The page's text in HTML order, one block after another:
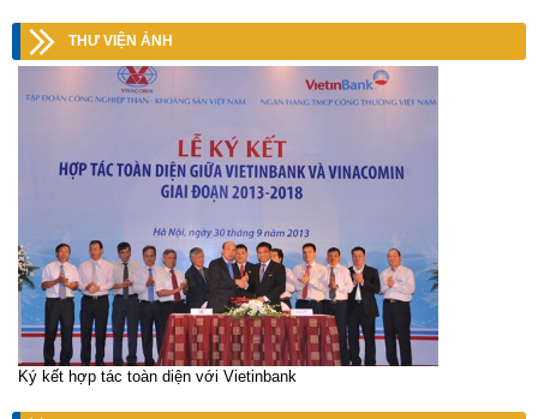
THƯ VIỆN ẢNH
Ký kết hợp tác toàn diện với Vietinbank